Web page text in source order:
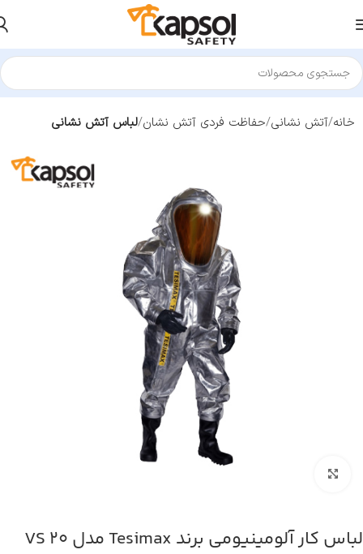
خانه آتش نشانی حفاظت فردی آتش نشان لباس آتش نشانی
لباس کار آلومینیومی برند Tesimax مدل VS 20